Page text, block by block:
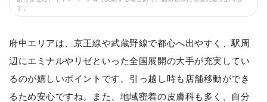
す。
府中エリアは、京王線や武蔵野線で都心へ出やすく、駅周
辺にエミナルやリゼといった全国展開の大手が充実してい
るのが嬉しいポイントです。引っ越し時も店舗移動ができ
るため安心ですね。また、地域密着の皮膚科も多く、自分